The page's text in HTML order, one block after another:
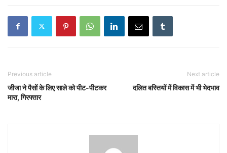
Previous article
जीजा ने पैसों के लिए साले को पीट-पीटकर
मारा, गिरफ्तार
Next article
दलित बस्तियों में विकास में भी भेदभाव